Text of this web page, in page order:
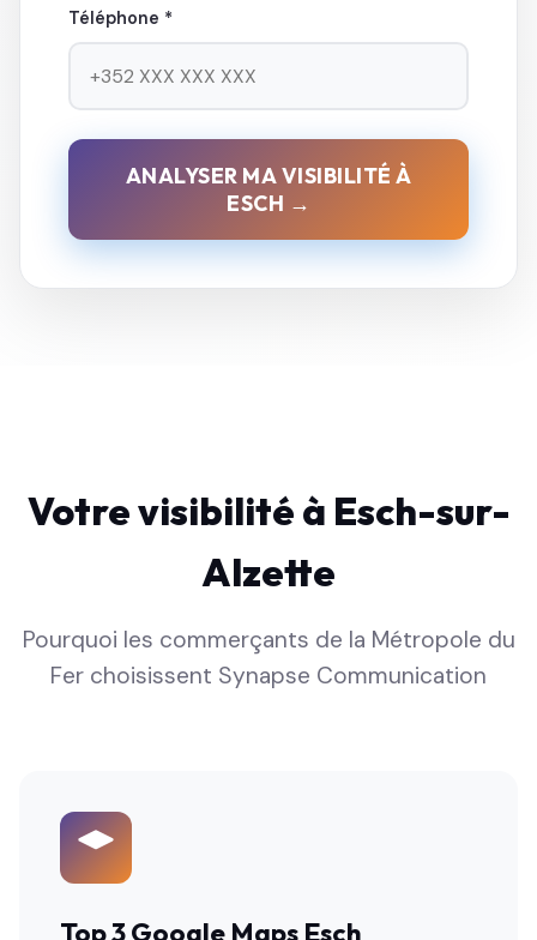
Téléphone *
ANALYSER MA VISIBILITÉ À
ESCH →
Votre visibilité à Esch-sur-
Alzette
Pourquoi les commerçants de la Métropole du
Fer choisissent Synapse Communication
Top 3 Google Maps Esch